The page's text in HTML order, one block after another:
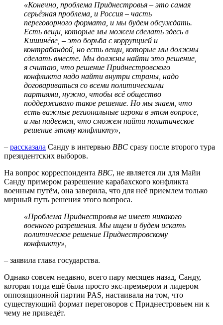
«Конечно, проблема Приднестровья – это самая
серьёзная проблема, и Россия – часть
переговорного формата, и мы будем обсуждать.
Есть вещи, которые мы можем сделать здесь в
Кишинёве, – это борьба с коррупцией и
контрабандой, но есть вещи, которые мы должны
сделать вместе. Мы должны найти это решение,
я считаю, что решение Приднестровского
конфликта надо найти внутри страны, надо
договариваться со всеми политическими
партиями, нужно, чтобы всё общество
поддерживало такое решение. Но мы знаем, что
есть важные региональные игроки в этом вопросе,
и мы надеемся, что сможем найти политическое
решение этому конфликту»,
– рассказала Санду в интервью BBC сразу после второго тура
президентских выборов.
На вопрос корреспондента ВВС, не является ли для Майи
Санду примером разрешение карабахского конфликта
военным путём, она заверила, что для неё приемлем только
мирный путь решения этого вопроса.
«Проблема Приднестровья не имеет никакого
военного разрешения. Мы ищем и будем искать
политическое решение Приднестровскому
конфликту»,
– заявила глава государства.
Однако совсем недавно, всего пару месяцев назад, Санду,
которая тогда ещё была просто экс-премьером и лидером
оппозиционной партии PAS, настаивала на том, что
существующий формат переговоров с Приднестровьем ни к
чему не приведёт.